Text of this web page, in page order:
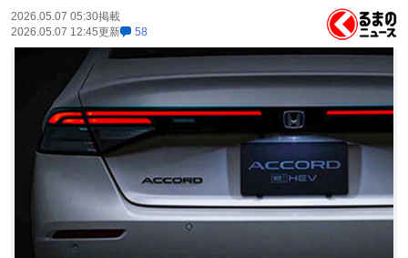
2026.05.07 05:30掲載
2026.05.07 12:45更新 58